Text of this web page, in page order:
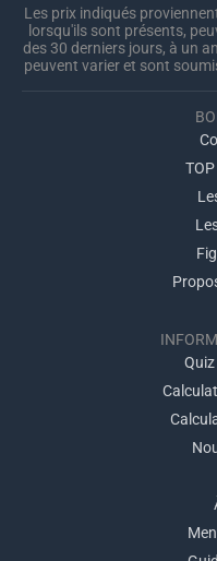
Les prix indiqués
lorsqu'ils sont présents,
des 30 derniers jours, à un
peuvent varier et sont